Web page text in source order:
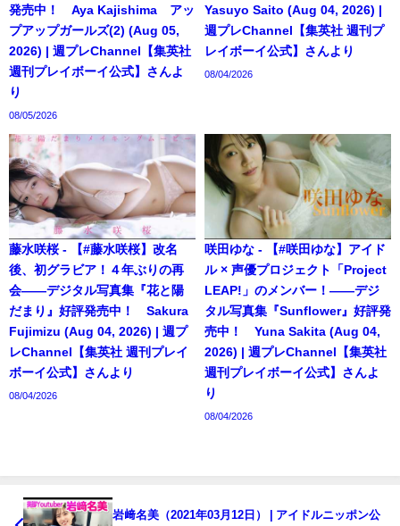
発売中！ Aya Kajishima アッ
プアップガールズ(2) (Aug 05,
2026) | 週プレChannel【集英社
週刊プレイボーイ公式】さんよ
り
08/05/2026
Yasuyo Saito (Aug 04, 2026) |
週プレChannel【集英社 週刊プ
レイボーイ公式】さんより
08/04/2026
藤水咲桜 - 【#藤水咲桜】改名
後、初グラビア！４年ぶりの再
会――デジタル写真集『花と陽
だまり』好評発売中！ Sakura
Fujimizu (Aug 04, 2026) | 週プ
レChannel【集英社 週刊プレイ
ボーイ公式】さんより
08/04/2026
咲田ゆな - 【#咲田ゆな】アイド
ル × 声優プロジェクト「Project
LEAP!」のメンバー！――デジ
タル写真集『Sunflower』好評発
売中！ Yuna Sakita (Aug 04,
2026) | 週プレChannel【集英社
週刊プレイボーイ公式】さんよ
り
08/04/2026
岩﨑名美（2021年03月12日） | アイドルニッポン公